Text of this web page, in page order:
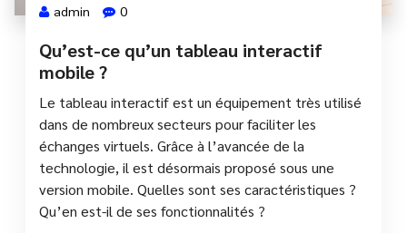
admin 0
Qu’est-ce qu’un tableau interactif
mobile ?
Le tableau interactif est un équipement très utilisé
dans de nombreux secteurs pour faciliter les
échanges virtuels. Grâce à l’avancée de la
technologie, il est désormais proposé sous une
version mobile. Quelles sont ses caractéristiques ?
Qu’en est-il de ses fonctionnalités ?